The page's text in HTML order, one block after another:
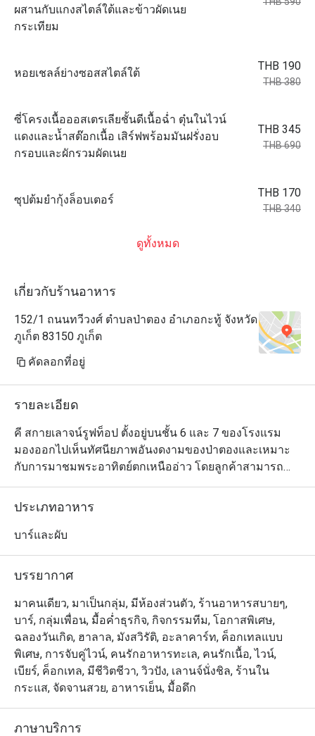
ผสานกับแกงสไตล์ใต้และข้าวผัดเนย
กระเทียม
หอยเชลล์ย่างซอสสไตล์ใต้
THB 190
THB 380
ซี่โครงเนื้อออสเตรเลียชั้นดีเนื้อฉ่ำ ตุ๋นในไวน์
แดงและน้ำสต๊อกเนื้อ เสิร์ฟพร้อมมันฝรั่งอบ
กรอบและผักรวมผัดเนย
THB 345
THB 690
ซุปต้มยำกุ้งล็อบเตอร์
THB 170
THB 340
ดูทั้งหมด
เกี่ยวกับร้านอาหาร
152/1 ถนนทวีวงศ์ ตำบลป่าตอง อำเภอกะทู้ จังหวัด
ภูเก็ต 83150 ภูเก็ต
คัดลอกที่อยู่
รายละเอียด
คี สกายเลาจน์รูฟท็อป ตั้งอยู่บนชั้น 6 และ 7 ของโรงแรม
มองออกไปเห็นทัศนียภาพอันงดงามของป่าตองและเหมาะ
กับการมาชมพระอาทิตย์ตกเหนืออ่าว โดยลูกค้าสามารถ
เดินจากถนนบางลาและหาดป่าตองที่มีชื่อเสียงได้สบายๆ
สำหรับบรรยากาศและการตกแต่งร้านนั้น โดดเด่นด้วยรูป
โซฟาหรูหรา บาร์ทรงกลม และแม้แต่อ่างจากุซซี่บนชั้น
เพลิดเพลินกับอาหารจานอร่อยใต้ท้องฟ้าสีสวยกับคนรู้ใจ
เมนูที่แนะนำให้ลอง ได้แก่ ปลาหิมะทอดเสิรฟ์พร้อมมันบด
ซอสทรัฟเฟิลและหอยเชลล์ย่างเสิร์ฟพร้อมซอสสไตล์ภาคใต้
รวมถึงซี่โครงหมูบาร์บีคิวสไตล์ใต้
ประเภทอาหาร
บาร์และผับ
บรรยากาศ
มาคนเดียว, มาเป็นกลุ่ม, มีห้องส่วนตัว, ร้านอาหารสบายๆ,
บาร์, กลุ่มเพื่อน, มื้อค่ำธุรกิจ, กิจกรรมทีม, โอกาสพิเศษ,
ฉลองวันเกิด, ฮาลาล, มังสวิรัติ, อะลาคาร์ท, ค็อกเทลแบบ
พิเศษ, การจับคู่ไวน์, คนรักอาหารทะเล, คนรักเนื้อ, ไวน์,
เบียร์, ค็อกเทล, มีชีวิตชีวา, วิวปัง, เลานจ์นั่งชิล, ร้านใน
กระแส, จัดจานสวย, อาหารเย็น, มื้อดึก
ภาษาบริการ